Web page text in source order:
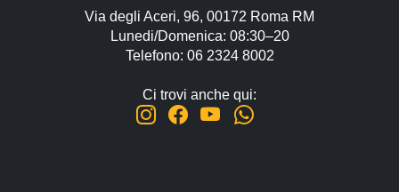
Via degli Aceri, 96, 00172 Roma RM
Lunedi/Domenica: 08:30–20
Telefono: 06 2324 8002
Ci trovi anche qui: